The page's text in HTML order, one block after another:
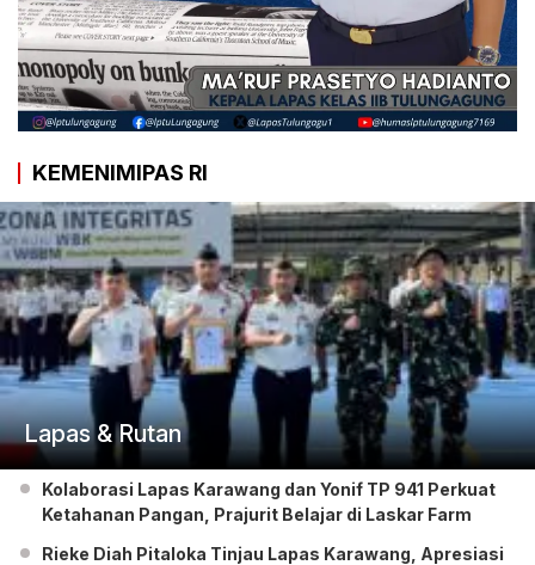
KEMENIMIPAS RI
Lapas & Rutan
Kolaborasi Lapas Karawang dan Yonif TP 941 Perkuat
Ketahanan Pangan, Prajurit Belajar di Laskar Farm
Rieke Diah Pitaloka Tinjau Lapas Karawang, Apresiasi